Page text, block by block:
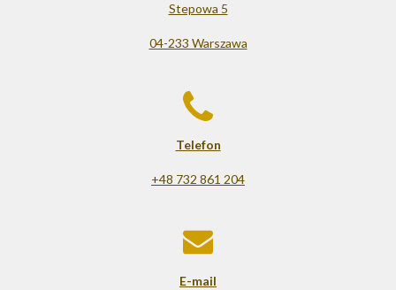
Stepowa 5
04-233 Warszawa
Telefon
+48 732 861 204
E-mail